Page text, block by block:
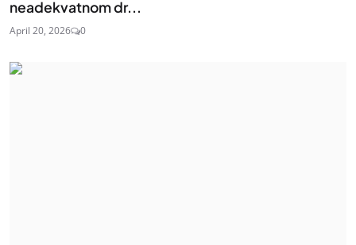
neadekvatnom dr...
April 20, 2026 0